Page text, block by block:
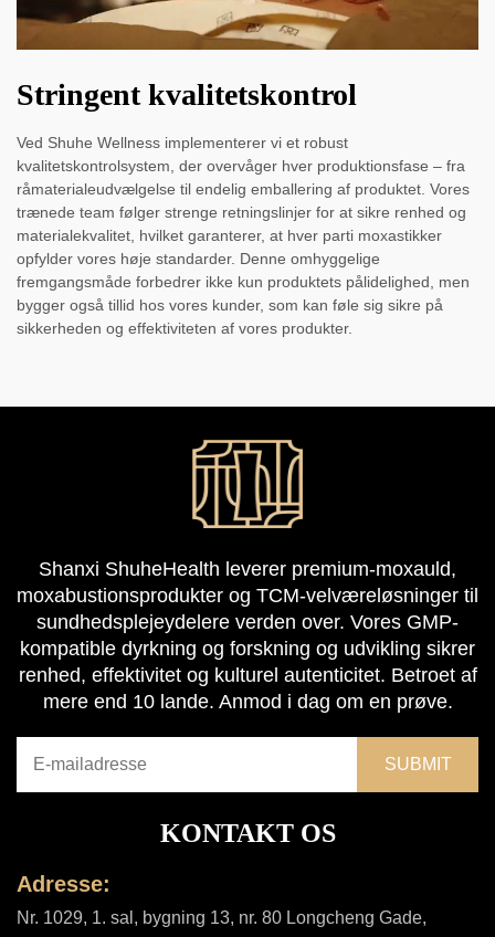
Stringent kvalitetskontrol
Ved Shuhe Wellness implementerer vi et robust
kvalitetskontrolsystem, der overvåger hver produktionsfase – fra
råmaterialeudvælgelse til endelig emballering af produktet. Vores
trænede team følger strenge retningslinjer for at sikre renhed og
materialekvalitet, hvilket garanterer, at hver parti moxastikker
opfylder vores høje standarder. Denne omhyggelige
fremgangsmåde forbedrer ikke kun produktets pålidelighed, men
bygger også tillid hos vores kunder, som kan føle sig sikre på
sikkerheden og effektiviteten af vores produkter.
Shanxi ShuheHealth leverer premium-moxauld,
moxabustionsprodukter og TCM-velværeløsninger til
sundhedsplejeydelere verden over. Vores GMP-
kompatible dyrkning og forskning og udvikling sikrer
renhed, effektivitet og kulturel autenticitet. Betroet af
mere end 10 lande. Anmod i dag om en prøve.
KONTAKT OS
Adresse:
Nr. 1029, 1. sal, bygning 13, nr. 80 Longcheng Gade,